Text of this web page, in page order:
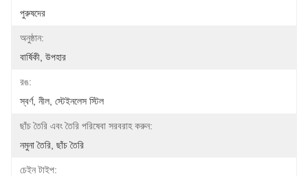
পুরুষদের
অনুষ্ঠান:
বার্ষিকী, উপহার
রঙ:
স্বর্ণ, নীল, স্টেইনলেস স্টিল
ছাঁচ তৈরি এবং তৈরি পরিষেবা সরবরাহ করুন:
নমুনা তৈরি, ছাঁচ তৈরি
চেইন টাইপ: